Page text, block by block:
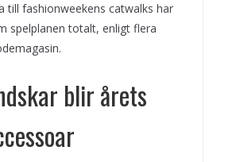
till fashionweekens catwalks har
spelplanen totalt, enligt flera
blir årets